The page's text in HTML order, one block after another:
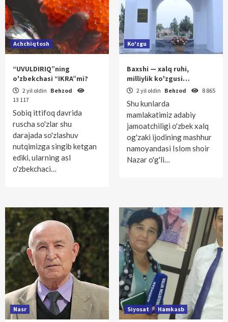
Achchiqtosh
“UVULDIRIQ”ning
o'zbekchasi “IKRA”mi?
2 yil oldin Behzod
13 117
Sobiq ittifoq davrida
ruscha so'zlar shu
darajada so'zlashuv
nutqimizga singib ketgan
ediki, ularning asl
o'zbekchaci…
Ko'zgu
Baxshi — xalq ruhi,
milliylik ko'zgusi…
2 yil oldin Behzod 8 865
Shu kunlarda
mamlakatimiz adabiy
jamoatchiligi o'zbek xalq
og'zaki ijodining mashhur
namoyandasi Islom shoir
Nazar o'g'li…
Nasr Siyosat Hamkasb